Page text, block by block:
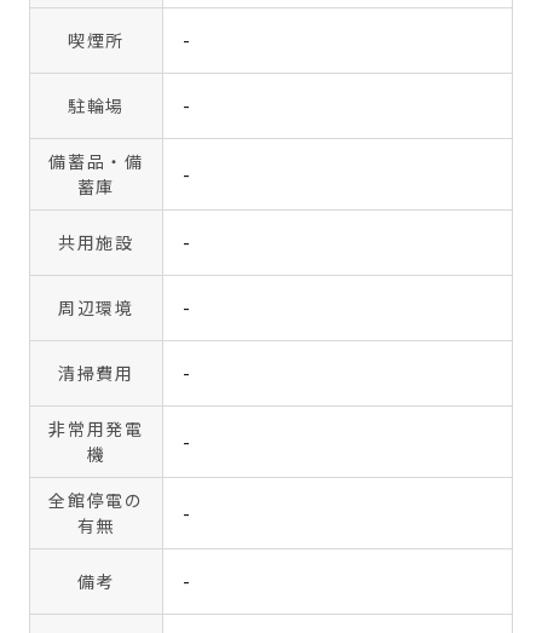
喫煙所 -
駐輪場 -
備蓄品・備
蓄庫
-
共用施設 -
周辺環境 -
清掃費用 -
非常用発電
機
-
全館停電の
有無
-
備考 -